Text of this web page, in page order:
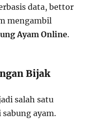
data, bettor
mengambil
Ayam Online.
Bijak
salah satu
ayam.